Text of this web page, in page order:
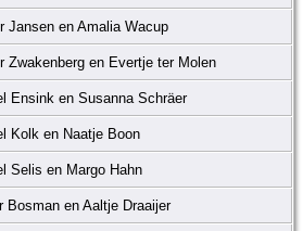
Jansen en Amalia Wacup
Zwakenberg en Evertje ter Molen
Ensink en Susanna Schräer
Kolk en Naatje Boon
Selis en Margo Hahn
Bosman en Aaltje Draaijer